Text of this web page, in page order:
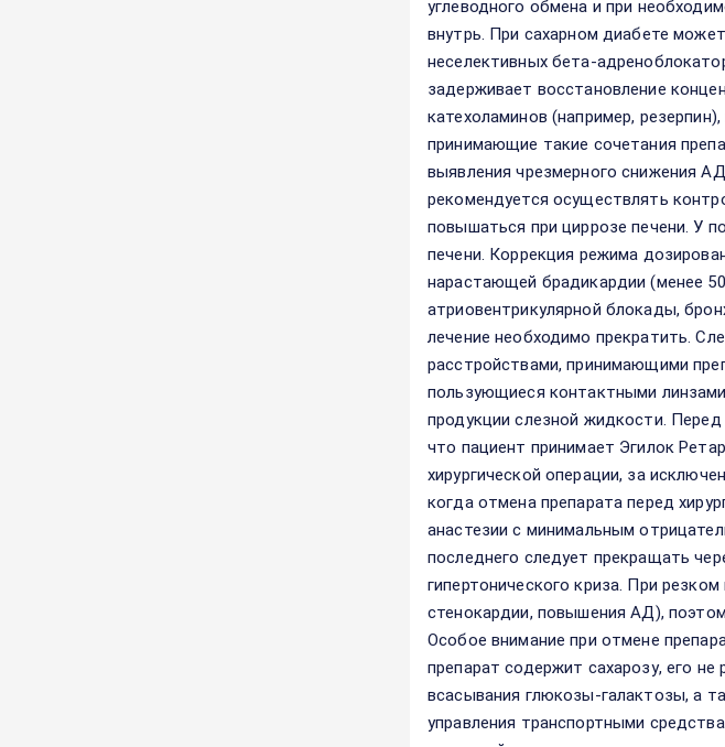
углеводного обмена и при
внутрь. При сахарном диабете
неселективных бета-
задерживает восстановление
катехоламинов (например,
принимающие такие сочетания
выявления чрезмерного снижения
рекомендуется осуществлять
повышаться при циррозе печени. У
печени. Коррекция режима
нарастающей брадикардии (менее
атриовентрикулярной блокады,
лечение необходимо прекратить.
расстройствами, принимающими
пользующиеся контактными
продукции слезной жидкости.
что пациент принимает Эгилок
хирургической операции, за
когда отмена препарата перед
анастезии с минимальным
последнего следует прекращать
гипертонического криза. При
стенокардии, повышения АД),
Особое внимание при отмене
препарат содержит сахарозу, его
всасывания глюкозы-галактозы, а
управления транспортными